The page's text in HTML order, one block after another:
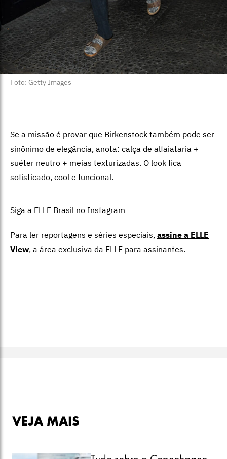
Foto: Getty Images
Se a missão é provar que Birkenstock também pode ser
sinônimo de elegância, anota: calça de alfaiataria +
suéter neutro + meias texturizadas. O look fica
sofisticado, cool e funcional.
Siga a ELLE Brasil no Instagram
Para ler reportagens e séries especiais, assine a ELLE
View, a área exclusiva da ELLE para assinantes.
VEJA MAIS